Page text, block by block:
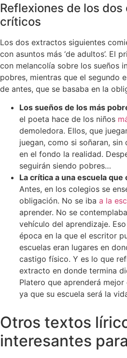
Reflexiones de los
críticos
Los dos extractos siguientes
con asuntos más ‘de adultos’. El
con melancolía sobre los sueños
pobres, mientras que el segundo
de antes, que se basaba en la
Los sueños de los más
el poeta hace de los niños
demoledora. Ellos, que
juegan, como si soñaran,
en el fondo la realidad.
seguirán siendo pobres…
La crítica a una escuela que
Antes, en los colegios se
obligación. No se iba a la
aprender. No se
vehículo del aprendizaje.
época en la que el escritor
escuelas eran lugares en
castigo físico. Y es lo que
extracto en donde termina
Platero que aprenderá
ya que su escuela será la
Otros textos
interesantes